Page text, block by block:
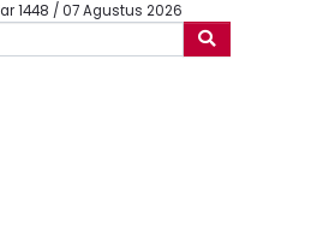
1448 / 07 Agustus 2026